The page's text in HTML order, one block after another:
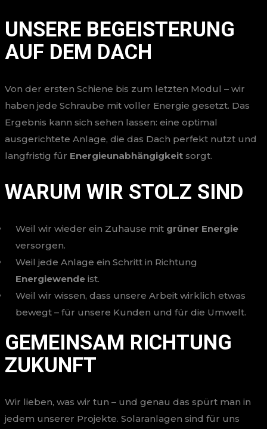
UNSERE BEGEISTERUNG
AUF DEM DACH
Von der ersten Schiene bis zum letzten Modul – wir
haben jede Schraube mit voller Energie gesetzt. Das
Ergebnis kann sich sehen lassen: eine optimal
ausgerichtete Anlage, die das Dach perfekt nutzt und
langfristig für Energieunabhängigkeit sorgt.
WARUM WIR STOLZ SIND
Weil wir wieder ein Zuhause mit grüner Energie
versorgen.
Weil jede Anlage ein Schritt in Richtung
Energiewende ist.
Weil wir wissen, dass unsere Arbeit wirklich etwas
bewegt – für unsere Kunden und für die Umwelt.
GEMEINSAM RICHTUNG
ZUKUNFT
Wir lieben, was wir tun – und genau das spürt man in
jedem unserer Projekte. Solaranlagen sind für uns